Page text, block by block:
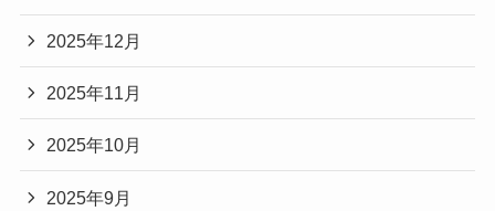
2025年12月
2025年11月
2025年10月
2025年9月